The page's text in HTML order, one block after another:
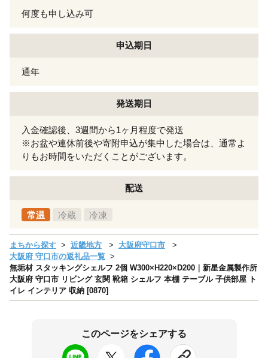
何度も申し込み可
申込期日
通年
発送期日
入金確認後、3週間から1ヶ月程度で発送
※お盆や連休前後や寄附申込が集中した場合は、通常よ
りもお時間をいただくことがございます。
配送
常温 冷蔵 冷凍
まちから探す 近畿地方
大阪府守口市
大阪府 守口市の返礼品一覧
無垢材 スタッキングシェルフ 2個 W300×H220×D200｜新星金属製作所
大阪府 守口市 リビング 玄関 靴箱 シェルフ 本棚 テーブル 子供部屋 ト
イレ インテリア 収納 [0870]
このページをシェアする